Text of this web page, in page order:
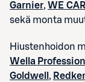
Garnier, WE
sekä monta
Hiustenhoidon
Wella
Goldwell ,